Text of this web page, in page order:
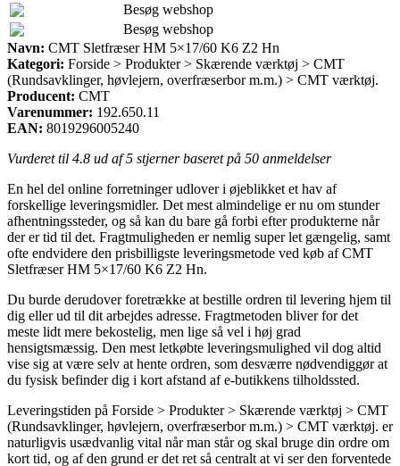
Besøg webshop
Besøg webshop
Navn: CMT Sletfræser HM 5×17/60 K6 Z2 Hn
Kategori: Forside > Produkter > Skærende værktøj > CMT
(Rundsavklinger, høvlejern, overfræserbor m.m.) > CMT værktøj.
Producent: CMT
Varenummer: 192.650.11
EAN: 8019296005240
Vurderet til 4.8 ud af 5 stjerner baseret på 50 anmeldelser
En hel del online forretninger udlover i øjeblikket et hav af
forskellige leveringsmidler. Det mest almindelige er nu om stunder
afhentningssteder, og så kan du bare gå forbi efter produkterne når
der er tid til det. Fragtmuligheden er nemlig super let gængelig, samt
ofte endvidere den prisbilligste leveringsmetode ved køb af CMT
Sletfræser HM 5×17/60 K6 Z2 Hn.
Du burde derudover foretrække at bestille ordren til levering hjem til
dig eller ud til dit arbejdes adresse. Fragtmetoden bliver for det
meste lidt mere bekostelig, men lige så vel i høj grad
hensigtsmæssig. Den mest letkøbte leveringsmulighed vil dog altid
vise sig at være selv at hente ordren, som desværre nødvendiggør at
du fysisk befinder dig i kort afstand af e-butikkens tilholdssted.
Leveringstiden på Forside > Produkter > Skærende værktøj > CMT
(Rundsavklinger, høvlejern, overfræserbor m.m.) > CMT værktøj. er
naturligvis usædvanlig vital når man står og skal bruge din ordre om
kort tid, og af den grund er det ret så centralt at vi ser den forventede